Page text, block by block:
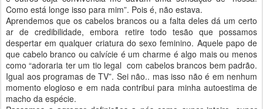
Como está longe isso para mim”. Pois é, não estava.
Aprendemos que os cabelos brancos ou a falta deles dá um certo
ar de credibilidade, embora retire todo tesão que possamos
despertar em qualquer criatura do sexo feminino. Aquele papo de
que cabelo branco ou calvície é um charme é algo mais ou menos
como “adoraria ter um tio legal com cabelos brancos bem padrão.
Igual aos programas de TV”. Sei não.. mas isso não é em nenhum
momento elogioso e em nada contribui para minha autoestima de
macho da espécie.